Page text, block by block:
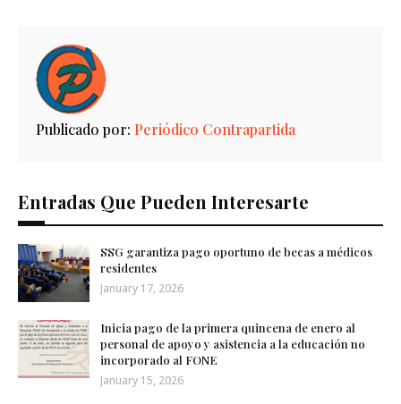
Publicado por: Periódico Contrapartida
Entradas Que Pueden Interesarte
SSG garantiza pago oportuno de becas a médicos
residentes
January 17, 2026
Inicia pago de la primera quincena de enero al
personal de apoyo y asistencia a la educación no
incorporado al FONE
January 15, 2026